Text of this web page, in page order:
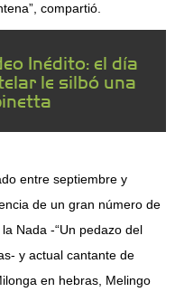
compartió.
Inédito: el día
le silbó una
entre septiembre y
de un gran número de
Nada -“Un pedazo del
y actual cantante de
en hebras, Melingo